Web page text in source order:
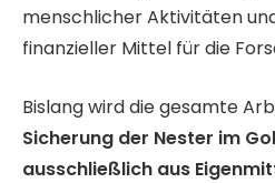
menschlicher Aktivitäten
finanzieller Mittel für die
Bislang wird die gesamte
Sicherung der Nester im
ausschließlich aus